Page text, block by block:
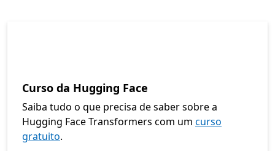
Curso da Hugging Face
Saiba tudo o que precisa de saber sobre a
Hugging Face Transformers com um curso
gratuito.